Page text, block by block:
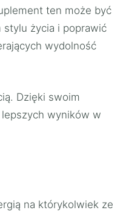
ten może być
życia i poprawić
wydolność
Dzięki swoim
wyników w
na którykolwiek ze